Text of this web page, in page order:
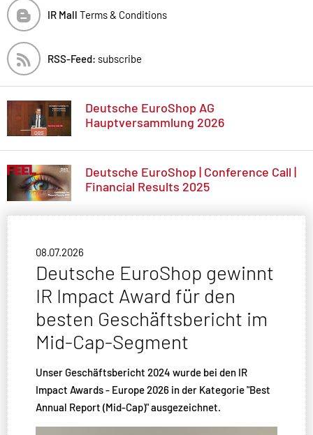
IR Mall Terms & Conditions
RSS-Feed: subscribe
Deutsche EuroShop AG
Hauptversammlung 2026
Deutsche EuroShop | Conference Call |
Financial Results 2025
08.07.2026
Deutsche EuroShop gewinnt
IR Impact Award für den
besten Geschäftsbericht im
Mid-Cap-Segment
Unser Geschäftsbericht 2024 wurde bei den IR
Impact Awards - Europe 2026 in der Kategorie "Best
Annual Report (Mid-Cap)" ausgezeichnet.